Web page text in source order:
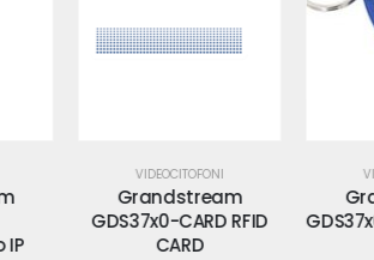
VIDEOCITOFONI
Grandstream
GDS37x0-CARD RFID
CARD
GDS37x0-